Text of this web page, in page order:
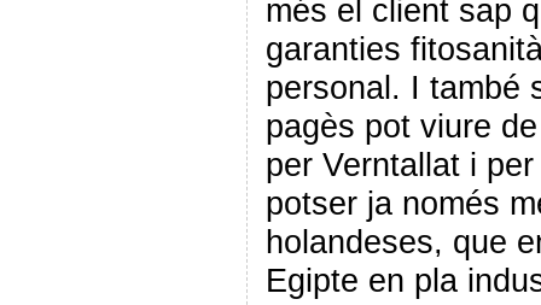
més el client sap
garanties
personal. I també
pagès pot viure
per Verntallat i
potser ja només
holandeses, que
Egipte en pla